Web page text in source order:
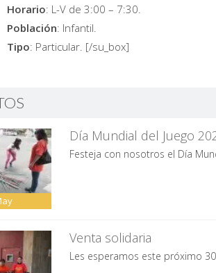
Horario: L-V de 3:00 – 7:30.
Población: Infantil.
Tipo: Particular. [/su_box]
Día Mundial del Juego
Festeja con nosotros el Día
Venta solidaria
Les esperamos este próximo 30